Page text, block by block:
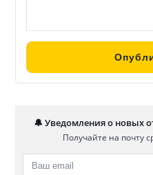
🔔 Уведомления о новых
Получайте на почту